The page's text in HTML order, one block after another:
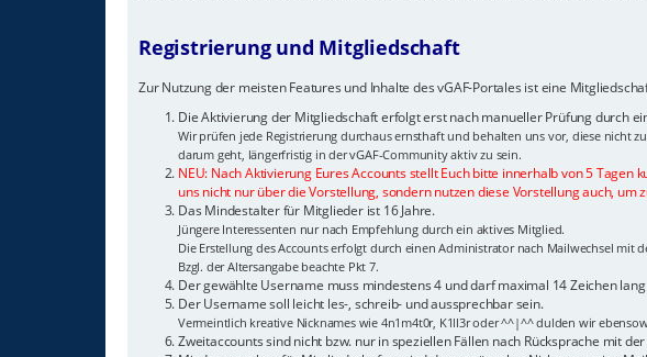
Registrierung und Mitgliedschaft
Zur Nutzung der meisten Features und Inhalte des vGAF-Portales ist eine
Die Aktivierung der Mitgliedschaft erfolgt erst nach manueller Prüfung durch
Wir prüfen jede Registrierung durchaus ernsthaft und behalten uns vor, diese nicht
darum geht, längerfristig in der vGAF-Community aktiv zu sein.
NEU: Nach Aktivierung Eures Accounts stellt Euch bitte innerhalb von 5
uns nicht nur über die Vorstellung, sondern nutzen diese Vorstellung auch,
Das Mindestalter für Mitglieder ist 16 Jahre.
Jüngere Interessenten nur nach Empfehlung durch ein aktives Mitglied.
Die Erstellung des Accounts erfolgt durch einen Administrator nach Mailwechsel mit
Bzgl. der Altersangabe beachte Pkt 7.
Der gewählte Username muss mindestens 4 und darf maximal 14 Zeichen
Der Username soll leicht les-, schreib- und aussprechbar sein.
Vermeintlich kreative Nicknames wie 4n1m4t0r, K1ll3r oder ^^|^^ dulden wir
Zweitaccounts sind nicht bzw. nur in speziellen Fällen nach Rücksprache mit